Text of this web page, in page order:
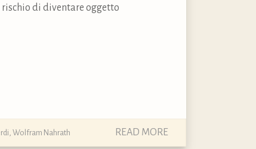
rischio di diventare oggetto
, Wolfram Nahrath READ MORE